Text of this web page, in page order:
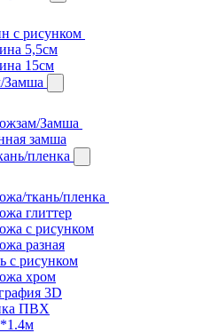
с рисунком
5,5см
15см
Замша
Замша
замша
пленка
ткань/пленка
глиттер
с рисунком
разная
с рисунком
хром
3D
ПВХ